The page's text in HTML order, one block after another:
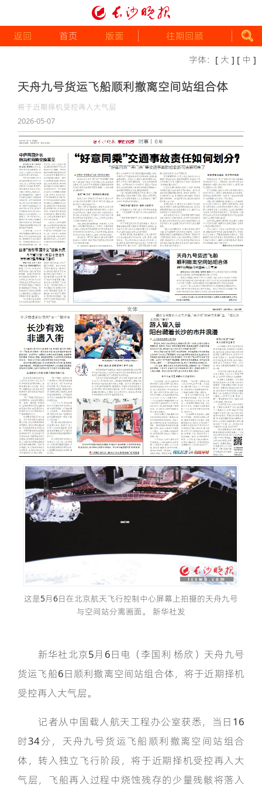
返回 首页 版面 往期回顾
字体： [ 大 ] [ 中 ]
天舟九号货运飞船顺利撤离空间站组合体
将于近期择机受控再入大气层
2026-05-07
这是5月6日在北京航天飞行控制中心屏幕上拍摄的天舟九号
与空间站分离画面。 新华社发
新华社北京5月6日电（李国利 杨欣）天舟九号
货运飞船6日顺利撤离空间站组合体，将于近期择机
受控再入大气层。
记者从中国载人航天工程办公室获悉，当日16
时34分，天舟九号货运飞船顺利撤离空间站组合
体，转入独立飞行阶段，将于近期择机受控再入大
气层，飞船再入过程中烧蚀残存的少量残骸将落入